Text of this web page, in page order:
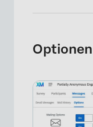
Optionen